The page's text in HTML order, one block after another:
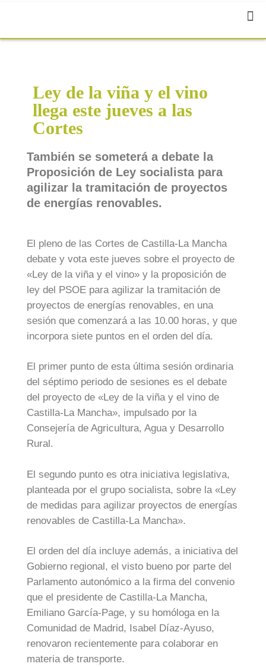
Ley de la viña y el vino
llega este jueves a las
Cortes
También se someterá a debate la
Proposición de Ley socialista para
agilizar la tramitación de proyectos
de energías renovables.
El pleno de las Cortes de Castilla-La Mancha
debate y vota este jueves sobre el proyecto de
«Ley de la viña y el vino» y la proposición de
ley del PSOE para agilizar la tramitación de
proyectos de energías renovables, en una
sesión que comenzará a las 10.00 horas, y que
incorpora siete puntos en el orden del día.
El primer punto de esta última sesión ordinaria
del séptimo periodo de sesiones es el debate
del proyecto de «Ley de la viña y el vino de
Castilla-La Mancha», impulsado por la
Consejería de Agricultura, Agua y Desarrollo
Rural.
El segundo punto es otra iniciativa legislativa,
planteada por el grupo socialista, sobre la «Ley
de medidas para agilizar proyectos de energías
renovables de Castilla-La Mancha».
El orden del día incluye además, a iniciativa del
Gobierno regional, el visto bueno por parte del
Parlamento autonómico a la firma del convenio
que el presidente de Castilla-La Mancha,
Emiliano García-Page, y su homóloga en la
Comunidad de Madrid, Isabel Díaz-Ayuso,
renovaron recientemente para colaborar en
materia de transporte.